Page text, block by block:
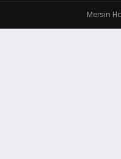
Mersin